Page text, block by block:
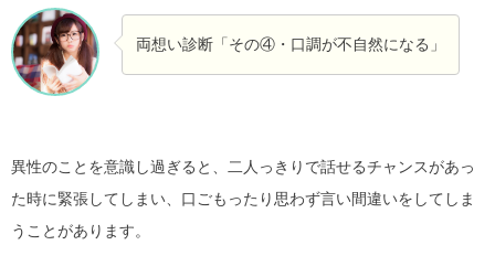
両想い診断「その④・口調が不自然になる」
異性のことを意識し過ぎると、二人っきりで話せるチャンスがあっ
た時に緊張してしまい、口ごもったり思わず言い間違いをしてしま
うことがあります。